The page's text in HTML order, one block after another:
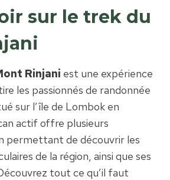
sur le trek du
Rinjani est une expérience
les passionnés de randonnée
sur l’île de Lombok en
actif offre plusieurs
permettant de découvrir les
de la région, ainsi que ses
tout ce qu’il faut